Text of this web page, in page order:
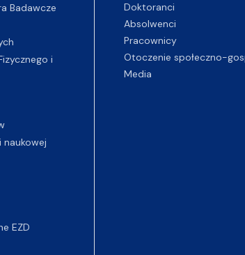
Badawcze
i
naukowej
EZD
Doktoranci
Absolwenci
Pracownicy
Otoczenie społeczno-
Media